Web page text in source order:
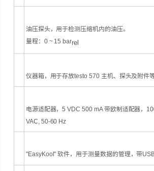
油压探头，用于检测压缩机内的油压。
量程：0 ~ 15 barrel
仪器箱，用于存放testo 570 主机、探头及附件
电源适配器，5 VDC 500 mA 带欧制适配器，
VAC, 50-60 Hz
"EasyKool" 软件，用于测量数据的管理，带